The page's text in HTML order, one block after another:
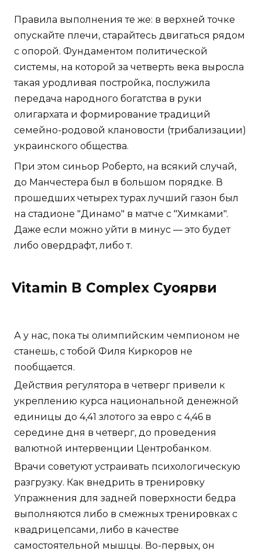
Правила выполнения те же: в верхней точке
опускайте плечи, старайтесь двигаться рядом
с опорой. Фундаментом политической
системы, на которой за четверть века выросла
такая уродливая постройка, послужила
передача народного богатства в руки
олигархата и формирование традиций
семейно-родовой клановости (трибализации)
украинского общества.
При этом синьор Роберто, на всякий случай,
до Манчестера был в большом порядке. В
прошедших четырех турах лучший газон был
на стадионе "Динамо" в матче с "Химками".
Даже если можно уйти в минус — это будет
либо овердрафт, либо т.
Vitamin B Complex Суоярви
А у нас, пока ты олимпийским чемпионом не
станешь, с тобой Филя Киркоров не
пообщается.
Действия регулятора в четверг привели к
укреплению курса национальной денежной
единицы до 4,41 злотого за евро с 4,46 в
середине дня в четверг, до проведения
валютной интервенции Центробанком.
Врачи советуют устраивать психологическую
разгрузку. Как внедрить в тренировку
Упражнения для задней поверхности бедра
выполняются либо в смежных тренировках с
квадрицепсами, либо в качестве
самостоятельной мышцы. Во-первых, он